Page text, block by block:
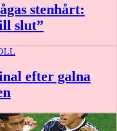
stenhårt:
slut”
efter galna